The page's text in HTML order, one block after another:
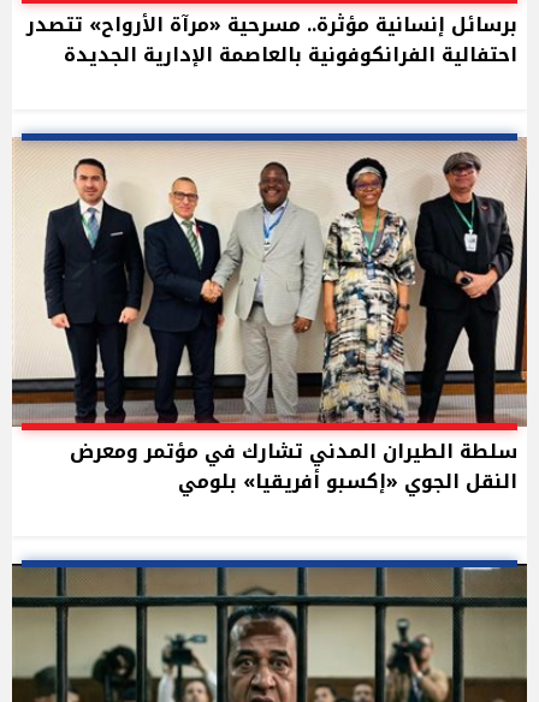
برسائل إنسانية مؤثرة.. مسرحية «مرآة الأرواح» تتصدر
احتفالية الفرانكوفونية بالعاصمة الإدارية الجديدة
سلطة الطيران المدني تشارك في مؤتمر ومعرض
النقل الجوي «إكسبو أفريقيا» بلومي